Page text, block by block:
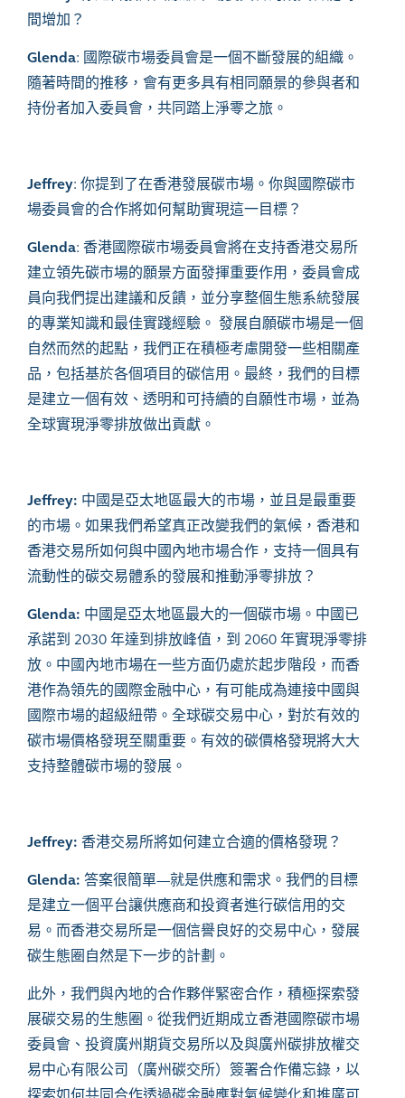
間增加？
Glenda: 國際碳市場委員會是一個不斷發展的組織。
隨著時間的推移，會有更多具有相同願景的參與者和
持份者加入委員會，共同踏上淨零之旅 。
Jeffrey: 你提到了在香港發展碳市場。你與國際碳市
場委員會的合作將如何幫助實現這一目標？
Glenda: 香港國際碳市場委員會將在支持香港交易所
建立領先碳市場的願景方面發揮重要作用，委員會成
員向我們提出建議和反饋，並分享整個生態系統發展
的專業知識和最佳實踐經驗。 發展自願碳市場是一個
自然而然的起點，我們正在積極考慮開發一些相關產
品，包括基於各個項目的碳信用。最終，我們的目標
是建立一個有效、透明和可持續的自願性市場，並為
全球實現淨零排放做出貢獻。
Jeffrey: 中國是亞太地區最大的市場，並且是最重要
的市場。 如果我們希望真正改變我們的氣候，香港和
香港交易所如何與中國內地市場合作，支持一個具有
流動性的碳交易體系的發展和推動淨零排放？
Glenda: 中國是亞太地區最大的一個碳市場。中國已
承諾到 2030 年達到排放峰值，到 2060 年實現淨零排
放。中國內地市場在一些方面仍處於起步階段，而香
港作為領先的國際金融中心，有可能成為連接中國與
國際市場的超級紐帶。全球碳交易中心，對於有效的
碳市場價格發現至關重要。有效的碳價格發現將大大
支持整體碳市場的發展。
Jeffrey: 香港交易所將如何建立合適的價格發現？
Glenda: 答案很簡單—就是供應和需求。我們的目標
是建立一個平台讓供應商和投資者進行碳信用的交
易。而香港交易所是一個信譽良好的交易中心，發展
碳生態圈自然是下一步的計劃。
此外，我們與內地的合作夥伴緊密合作，積極探索發
展碳交易的生態圈。從我們近期成立香港國際碳市場
委員會、投資廣州期貨交易所以及與廣州碳排放權交
易中心有限公司（廣州碳交所）簽署合作備忘錄，以